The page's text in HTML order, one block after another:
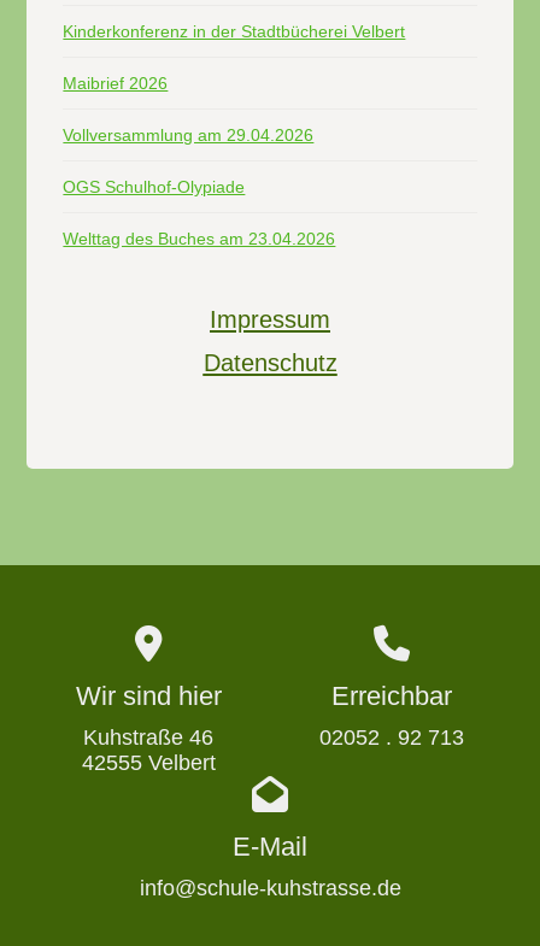
Kinderkonferenz in der Stadtbücherei Velbert
Maibrief 2026
Vollversammlung am 29.04.2026
OGS Schulhof-Olypiade
Welttag des Buches am 23.04.2026
Impressum
Datenschutz
Wir sind hier
Kuhstraße 46
42555 Velbert
Erreichbar
02052 . 92 713
E-Mail
info@schule-kuhstrasse.de